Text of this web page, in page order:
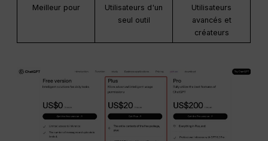
Meilleur pour
Utilisateurs d'un
seul outil
Utilisateurs
avancés et
créateurs